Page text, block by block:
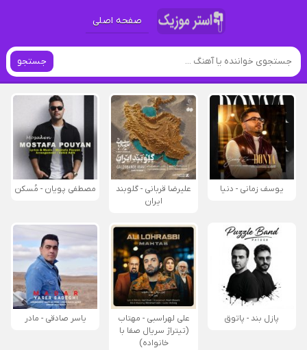
صفحه اصلی
جستجو
یوسف زمانی - دنیا
علیرضا قربانی - گلوبند
ایران
مصطفی پویان - مُسکن
پازل بند - پاتوق
علی لهراسبی - مهتاب
(تیتراژ سریال صفا با
خانواده)
یاسر صادقی - مادر